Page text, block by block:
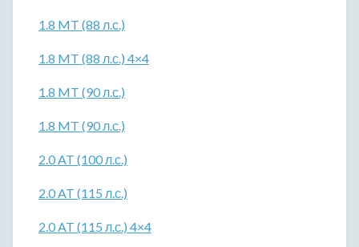
1.8 MT (88 л.с.)
1.8 MT (88 л.с.) 4×4
1.8 MT (90 л.с.)
1.8 MT (90 л.с.)
2.0 AT (100 л.с.)
2.0 AT (115 л.с.)
2.0 AT (115 л.с.) 4×4